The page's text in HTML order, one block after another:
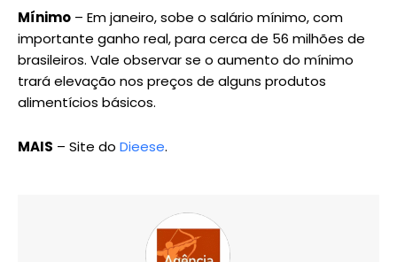
Mínimo – Em janeiro, sobe o salário mínimo, com
importante ganho real, para cerca de 56 milhões de
brasileiros. Vale observar se o aumento do mínimo
trará elevação nos preços de alguns produtos
alimentícios básicos.
MAIS – Site do Dieese.